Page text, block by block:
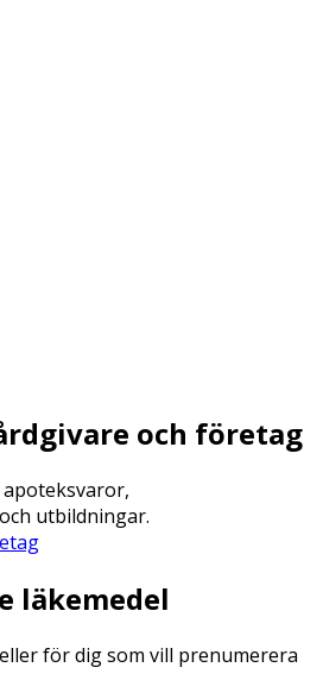
och företag
utbildningar.
läkemedel
för dig som vill prenumerera